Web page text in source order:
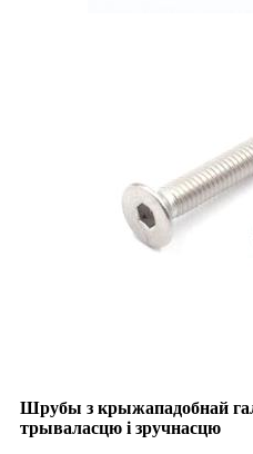
Шрубы з крыжападобнай
трываласцю і зручнасцю